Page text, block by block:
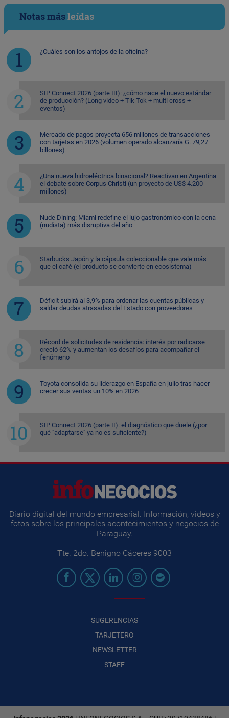
Notas másleídas
¿Cuáles son los antojos de la oficina?
SIP Connect 2026 (parte III): ¿cómo nace el nuevo estándar
de producción? (Long video + Tik Tok + multi cross +
eventos)
Mercado de pagos proyecta 656 millones de transacciones
con tarjetas en 2026 (volumen operado alcanzaría G. 79,27
billones)
¿Una nueva hidroeléctrica binacional? Reactivan en Argentina
el debate sobre Corpus Christi (un proyecto de US$ 4.200
millones)
Nude Dining: Miami redefine el lujo gastronómico con la cena
(nudista) más disruptiva del año
Starbucks Japón y la cápsula coleccionable que vale más
que el café (el producto se convierte en ecosistema)
Déficit subirá al 3,9% para ordenar las cuentas públicas y
saldar deudas atrasadas del Estado con proveedores
Récord de solicitudes de residencia: interés por radicarse
creció 62% y aumentan los desafíos para acompañar el
fenómeno
Toyota consolida su liderazgo en España en julio tras hacer
crecer sus ventas un 10% en 2026
SIP Connect 2026 (parte II): el diagnóstico que duele (¿por
qué "adaptarse" ya no es suficiente?)
Diario digital del mundo empresarial. Información, videos y
fotos sobre los principales acontecimientos y negocios de
Paraguay.
Tte. 2do. Benigno Cáceres 9003
SUGERENCIAS
TARJETERO
NEWSLETTER
STAFF